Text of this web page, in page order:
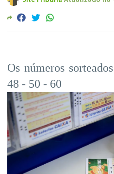
Os números
48 - 50 - 60